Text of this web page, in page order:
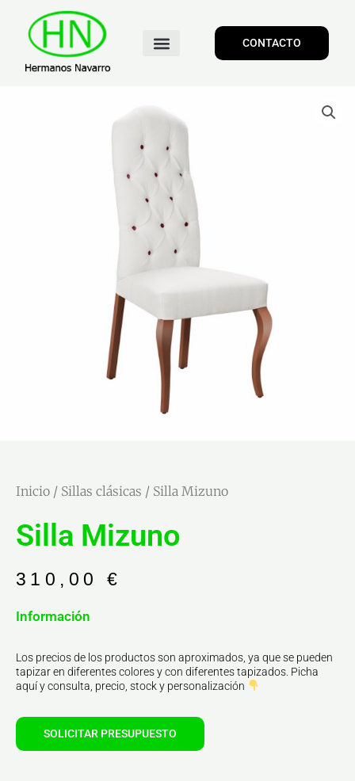
CONTACTO
Inicio / Sillas clásicas / Silla Mizuno
Silla Mizuno
310,00 €
Información
Los precios de los productos son aproximados, ya que se pueden
tapizar en diferentes colores y con diferentes tapizados. Picha
aquí y consulta, precio, stock y personalización
SOLICITAR PRESUPUESTO